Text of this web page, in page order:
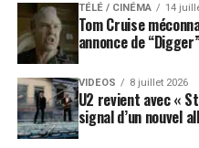
TÉLÉ / CINÉMA 14
Tom Cruise
annonce de “Digger”
VIDEOS 8 juillet 2026
U2 revient avec «
signal d’un nouvel